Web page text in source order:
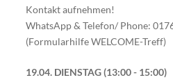
Kontakt aufnehmen!
WhatsApp & Telefon/ Phone:
(Formularhilfe WELCOME-Treff)
19.04. DIENSTAG 13:00 - 15:00